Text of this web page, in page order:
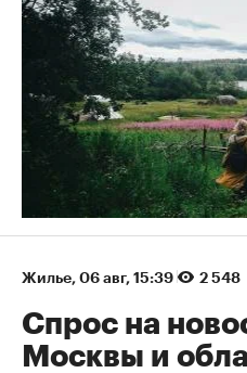
Жилье⁠, 06 авг, 15:39 2 548
Спрос на
Москвы и